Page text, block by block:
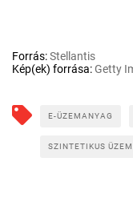
Forrás:Stellantis
Kép(ek) forrása:Getty
E-ÜZEMANYAG
SZINTETIKUS